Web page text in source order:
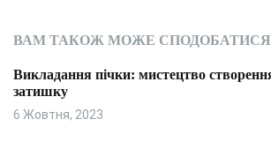
ВАМ ТАКОЖ МОЖЕ
Викладання пічки: мистецтво
затишку
6 Жовтня, 2023